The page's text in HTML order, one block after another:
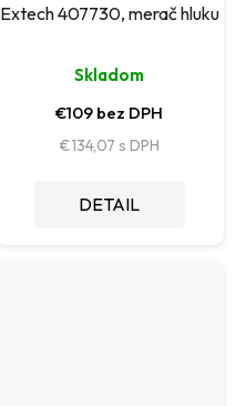
Extech 407730, merač hluku
Skladom
€109 bez DPH
€134,07
DETAIL